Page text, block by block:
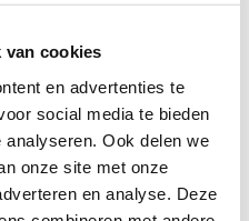
van cookies
en advertenties te
social media te bieden
Ook delen we
onze site met onze
en analyse. Deze